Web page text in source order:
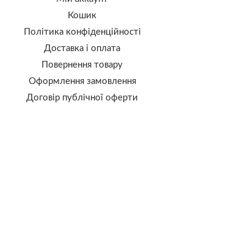
Кошик
Політика конфіденційності
Доставка і оплата
Повернення товару
Оформлення замовлення
Договір публічної оферти